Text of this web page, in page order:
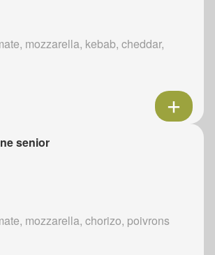
mozzarella, kebab, cheddar,
senior
mozzarella, chorizo, poivrons